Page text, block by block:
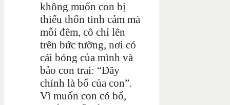
không muốn con bị
thiếu thốn tình cảm mà
mỗi đêm, cô chỉ lên
trên bức tường, nơi có
cái bóng của mình và
bảo con trai: “Đây
chính là bố của con”.
Vì muốn con có bố,